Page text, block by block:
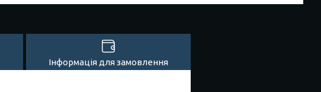
Інформація для замовлення